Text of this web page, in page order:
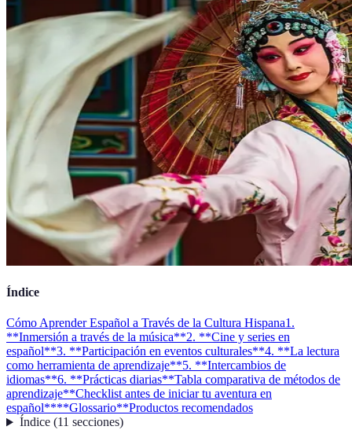
Índice
Cómo Aprender Español a Través de la Cultura Hispana1.
**Inmersión a través de la música**2. **Cine y series en
español**3. **Participación en eventos culturales**4. **La lectura
como herramienta de aprendizaje**5. **Intercambios de
idiomas**6. **Prácticas diarias**Tabla comparativa de métodos de
aprendizaje**Checklist antes de iniciar tu aventura en
español****Glossario**Productos recomendados
Índice(11 secciones)